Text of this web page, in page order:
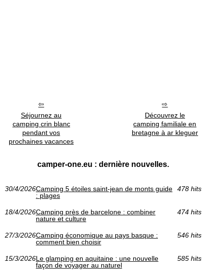
Séjournez au
camping crin blanc
pendant vos
prochaines vacances
Découvrez le
camping familiale en
bretagne à ar kleguer
camper-one.eu : dernière nouvelles.
30/4/2026Camping 5 étoiles saint-jean de monts guide
: plages
478 hits
18/4/2026Camping près de barcelone : combiner
nature et culture
474 hits
27/3/2026Camping économique au pays basque :
comment bien choisir
546 hits
15/3/2026Le glamping en aquitaine : une nouvelle
façon de voyager au naturel
585 hits